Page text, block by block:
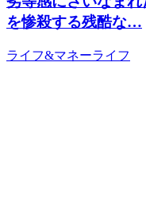
を惨殺する残酷な…
ライフ&マネーライフ